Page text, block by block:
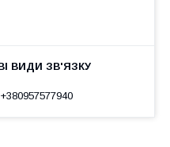
+380957577940